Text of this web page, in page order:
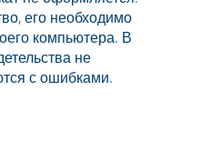
его необходимо
компьютера. В
не
с ошибками.